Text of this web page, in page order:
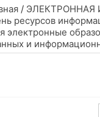
/ ЭЛЕКТРОННАЯ
ресурсов
электронные
и